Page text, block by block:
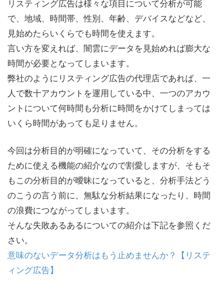
リスティング広告は様々な項目について分析が可能
で、地域、時間帯、性別、年齢、デバイスなどなど、
見始めたらいくらでも時間を使えます。
言い方を変えれば、闇雲にデータを見始めれば膨大な
時間が必要となってしまいます。
弊社のようにリスティング広告の代理店であれば、一
人で数十アカウントを運用している中、一つのアカウ
ントについて何時間も分析に時間をかけてしまっては
いくら時間があっても足りません。
今回は分析目的が明確になっていて、その分析をする
ために使える機能の紹介なので割愛しますが、そもそ
もこの分析目的が曖昧になっていると、分析手法どう
のこうの言う前に、無駄な分析結果になったり、時間
の浪費につながってしまいます。
そんな失敗あるあるについての紹介は下記を参照くだ
さい。
意味のないデータ分析はもう止めませんか？【リステ
ィング広告】